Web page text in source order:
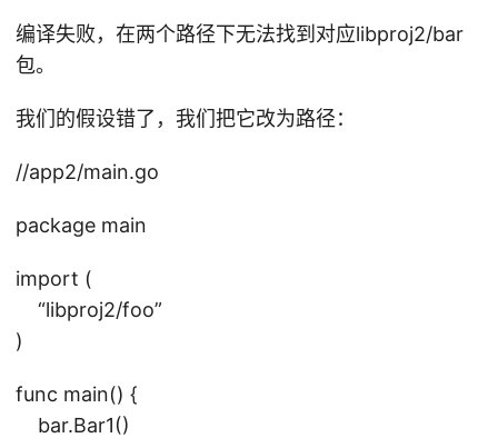
O
R
K
=
/v
ar
ol
rs
/2
h/
2t
编译失败，在两个路径下无法找到对应libproj2/bar
包。
我们的假设错了，我们把它改为路径：
//app2/main.go
package main
import (
“libproj2/foo”
)
func main() {
bar.Bar1()